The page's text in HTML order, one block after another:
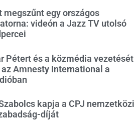
megszűnt egy országos
videón a Jazz TV utolsó
Pétert és a közmédia vezetését
Amnesty International a
kapja a CPJ nemzetközi
díját